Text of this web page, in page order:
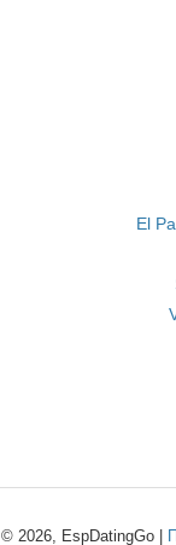
El
© 2026, EspDatingGo |